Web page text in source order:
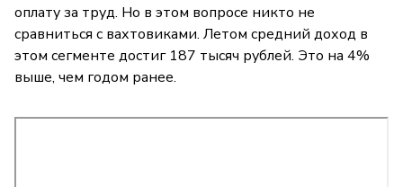
оплату за труд. Но в этом вопросе никто не
сравниться с вахтовиками. Летом средний доход в
этом сегменте достиг 187 тысяч рублей. Это на 4%
выше, чем годом ранее.